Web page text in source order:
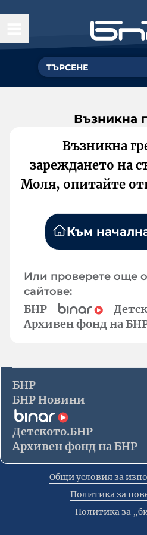
Възникна
Възникна
зареждането на
Моля, опитайте
Към
Или проверете още
сайтове:
БНР
Архивен фонд на
БНР
БНР Новини
Детското.БНР
Архивен фонд на БНР
Общи условия за
Политика за
Политика за